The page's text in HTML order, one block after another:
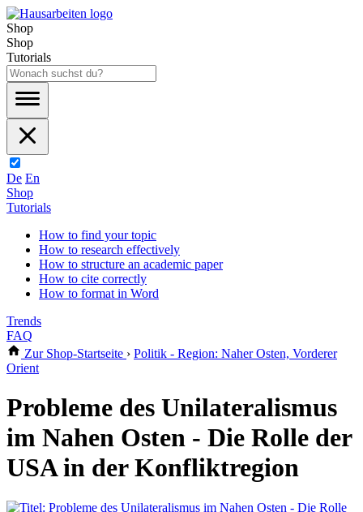
Shop
Shop
Tutorials
De En
Shop
Tutorials
How to find your topic
How to research effectively
How to structure an academic paper
How to cite correctly
How to format in Word
Trends
FAQ
Zur Shop-Startseite › Politik - Region: Naher Osten, Vorderer
Orient
Probleme des Unilateralismus
im Nahen Osten - Die Rolle der
USA in der Konfliktregion